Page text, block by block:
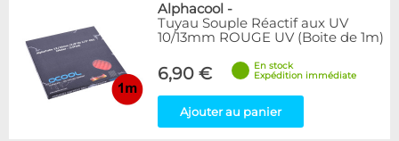
Alphacool -
Tuyau Souple Réactif aux UV
10/13mm ROUGE UV (Boite de 1m)
6,90 €
En stock
Expédition immédiate
Ajouter au panier